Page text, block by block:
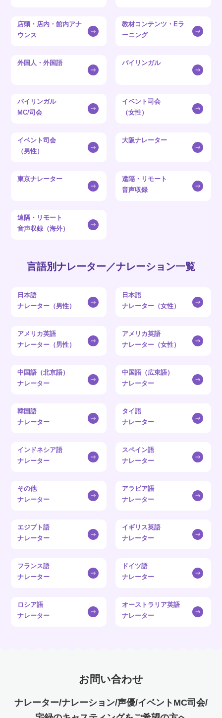
店頭・店内・館内アナ
ウンス
教材コンテンツ・Eラ
ーニング
外国人・外国語 バイリンガル
バイリンガル
MC/司会
イベント司会
（女性）
イベント司会
（男性）
大阪ナレーター
東京ナレーター
遠隔・リモート
音声収録
遠隔・リモート
音声収録（海外）
言語別ナレーター／ナレーション一覧
日本語
ナレーター（男性）
日本語
ナレーター（女性）
アメリカ英語
ナレーター（男性）
アメリカ英語
ナレーター（女性）
中国語（北京語）
ナレーター
中国語（広東語）
ナレーター
韓国語
ナレーター
タイ語
ナレーター
インドネシア語
ナレーター
スペイン語
ナレーター
その他
ナレーター
アラビア語
ナレーター
エジプト語
ナレーター
イギリス英語
ナレーター
フランス語
ナレーター
ドイツ語
ナレーター
ロシア語
ナレーター
オーストラリア英語
ナレーター
お問い合わせ
ナレーター/ナレーション/声優/イベントMC司会/